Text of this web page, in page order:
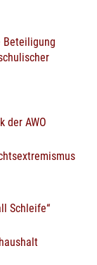
Beteiligung
der AWO
Schleife“